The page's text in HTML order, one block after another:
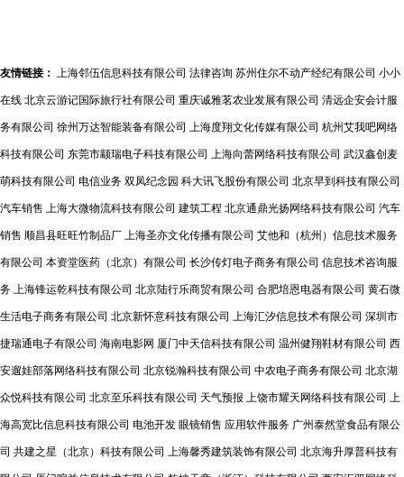
友情链接： 上海邻伍信息科技有限公司 法律咨询 苏州住尔不动产经纪有限公司 小小
在线 北京云游记国际旅行社有限公司 重庆诚雅茗农业发展有限公司 清远企安会计服
务有限公司 徐州万达智能装备有限公司 上海度翔文化传媒有限公司 杭州艾我吧网络
科技有限公司 东莞市颛瑞电子科技有限公司 上海向蕾网络科技有限公司 武汉鑫创麦
萌科技有限公司 电信业务 双凤纪念园 科大讯飞股份有限公司 北京早到科技有限公司
汽车销售 上海大微物流科技有限公司 建筑工程 北京通鼎光扬网络科技有限公司 汽车
销售 顺昌县旺旺竹制品厂 上海圣亦文化传播有限公司 艾他和（杭州）信息技术服务
有限公司 本资堂医药（北京）有限公司 长沙传灯电子商务有限公司 信息技术咨询服
务 上海锋运乾科技有限公司 北京陆行乐商贸有限公司 合肥培恩电器有限公司 黄石微
生活电子商务有限公司 北京新怀意科技有限公司 上海汇汐信息技术有限公司 深圳市
捷瑞通电子有限公司 海南电影网 厦门中天信科技有限公司 温州健翔鞋材有限公司 西
安遛娃部落网络科技有限公司 北京锐瀚科技有限公司 中农电子商务有限公司 北京湖
众悦科技有限公司 北京至乐科技有限公司 天气预报 上饶市耀天网络科技有限公司 上
海高宽比信息科技有限公司 电池开发 眼镜销售 应用软件服务 广州泰然堂食品有限公
司 共建之星（北京）科技有限公司 上海馨秀建筑装饰有限公司 北京海升厚普科技有